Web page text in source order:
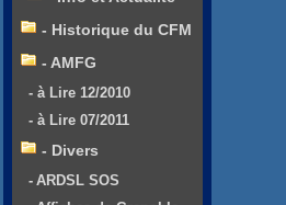
- Historique du CFM
- AMFG
- à Lire 12/2010
- à Lire 07/2011
- Divers
- ARDSL SOS